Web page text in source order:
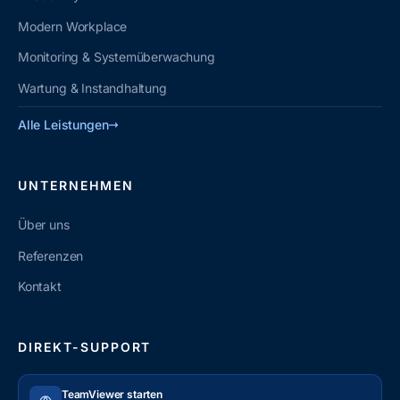
Modern Workplace
Monitoring & Systemüberwachung
Wartung & Instandhaltung
Alle Leistungen
UNTERNEHMEN
Über uns
Referenzen
Kontakt
DIREKT-SUPPORT
TeamViewer starten